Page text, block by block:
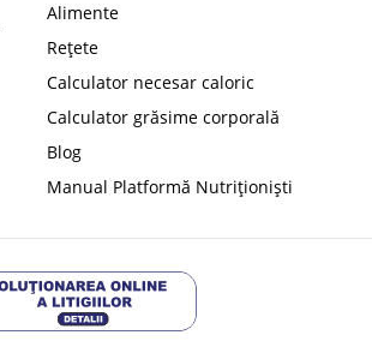
Alimente
Rețete
Calculator necesar caloric
Calculator grăsime corporală
Blog
Manual Platformă Nutriționiști